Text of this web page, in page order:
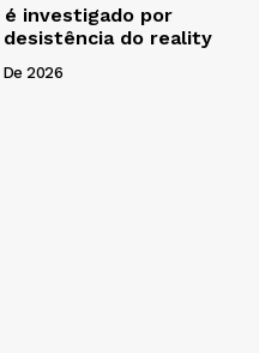
investigado por
do reality
De 2026